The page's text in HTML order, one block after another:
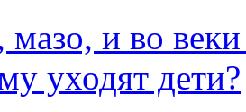
мазо, и во веки
уходят дети?